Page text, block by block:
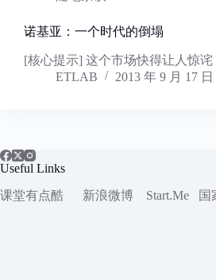
诺基亚：一个时代的倒塌
[核心提示] 这个市场快得让人惊
ETLAB
2013 年 9 月 17 日
Useful Links
课堂有点酷
新浪微博 Start.Me 国